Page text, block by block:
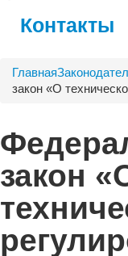
Контакты
Главная
закон «О
закон